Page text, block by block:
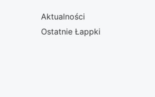
Aktualności
Ostatnie Łappki